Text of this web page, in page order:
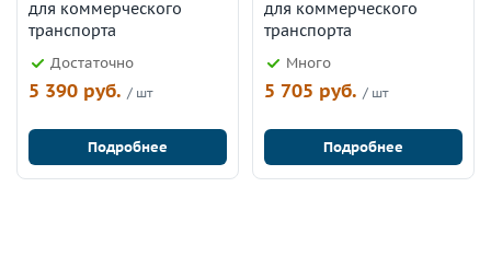
для коммерческого
транспорта
Достаточно
5 390 руб. / шт
Подробнее
для коммерческого
транспорта
Много
5 705 руб. / шт
Подробнее